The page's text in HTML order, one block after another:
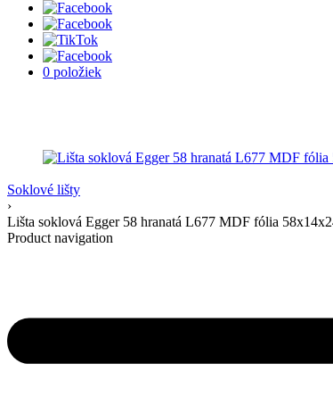
0 položiek
Soklové lišty
›
Lišta soklová Egger 58 hranatá L677 MDF fólia
Product navigation